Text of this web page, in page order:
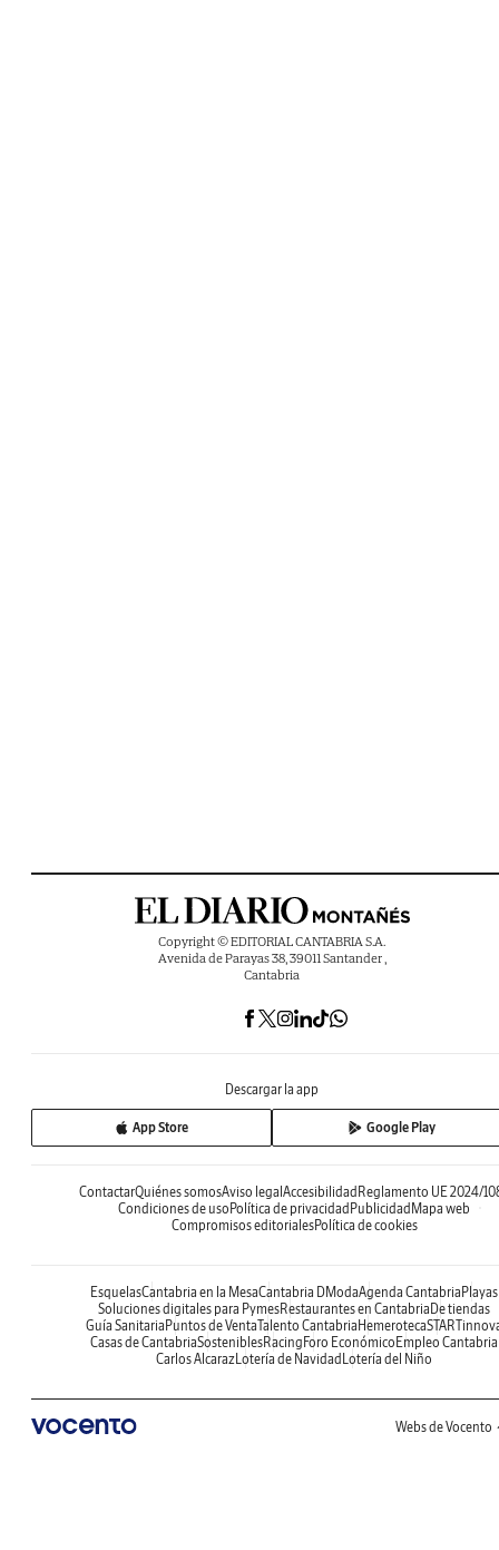
Copyright © EDITORIAL CANTABRIA S.A.
Avenida de Parayas 38, 39011 Santander ,
Cantabria
Descargar la app
App Store Google Play
ContactarQuiénes somosAviso legalAccesibilidadReglamento UE 2024/
Condiciones de usoPolítica de privacidadPublicidadMapa web
Compromisos editorialesPolítica de cookies
EsquelasCantabria en la MesaCantabria DModaAgenda CantabriaPlayas
Soluciones digitales para PymesRestaurantes en CantabriaDe tiendas
Guía SanitariaPuntos de VentaTalento CantabriaHemeroteca
Casas de CantabriaSosteniblesRacingForo EconómicoEmpleo Cantabria
Carlos AlcarazLotería de NavidadLotería del Niño
Webs de Vocento